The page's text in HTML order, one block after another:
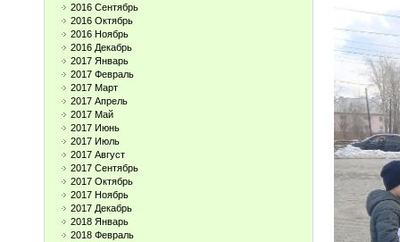
2016 Сентябрь
2016 Октябрь
2016 Ноябрь
2016 Декабрь
2017 Январь
2017 Февраль
2017 Март
2017 Апрель
2017 Май
2017 Июнь
2017 Июль
2017 Август
2017 Сентябрь
2017 Октябрь
2017 Ноябрь
2017 Декабрь
2018 Январь
2018 Февраль